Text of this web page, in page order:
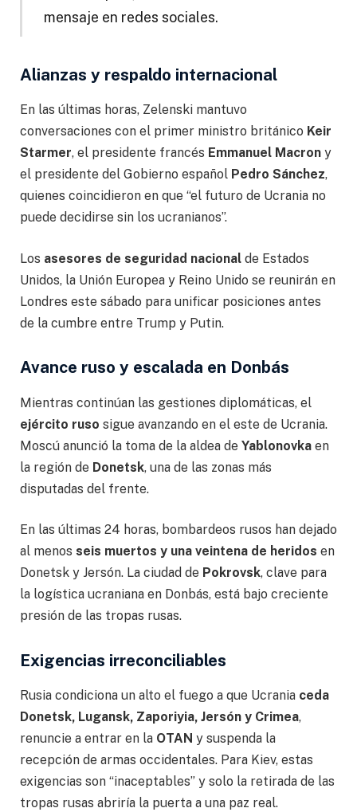
mensaje en redes sociales.
Alianzas y respaldo internacional
En las últimas horas, Zelenski mantuvo
conversaciones con el primer ministro británico Keir
Starmer, el presidente francés Emmanuel Macron y
el presidente del Gobierno español Pedro Sánchez,
quienes coincidieron en que “el futuro de Ucrania no
puede decidirse sin los ucranianos”.
Los asesores de seguridad nacional de Estados
Unidos, la Unión Europea y Reino Unido se reunirán en
Londres este sábado para unificar posiciones antes
de la cumbre entre Trump y Putin.
Avance ruso y escalada en Donbás
Mientras continúan las gestiones diplomáticas, el
ejército ruso sigue avanzando en el este de Ucrania.
Moscú anunció la toma de la aldea de Yablonovka en
la región de Donetsk, una de las zonas más
disputadas del frente.
En las últimas 24 horas, bombardeos rusos han dejado
al menos seis muertos y una veintena de heridos en
Donetsk y Jersón. La ciudad de Pokrovsk, clave para
la logística ucraniana en Donbás, está bajo creciente
presión de las tropas rusas.
Exigencias irreconciliables
Rusia condiciona un alto el fuego a que Ucrania ceda
Donetsk, Lugansk, Zaporiyia, Jersón y Crimea,
renuncie a entrar en la OTAN y suspenda la
recepción de armas occidentales. Para Kiev, estas
exigencias son “inaceptables” y solo la retirada de las
tropas rusas abriría la puerta a una paz real.